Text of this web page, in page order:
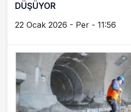
DÜŞÜYOR
22 Ocak 2026 - Per - 11:56